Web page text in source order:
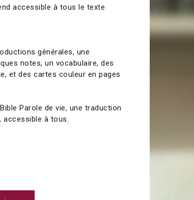
accessible à tous le texte
générales, une
notes, un vocabulaire, des
et des cartes couleur en pages
Parole de vie, une traduction
accessible à tous.